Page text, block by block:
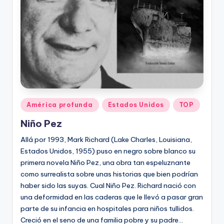
Publicado
en
América profunda Estados Unidos TOP
Niño Pez
Allá por 1993, Mark Richard (Lake Charles, Louisiana,
Estados Unidos, 1955) puso en negro sobre blanco su
primera novela Niño Pez, una obra tan espeluznante
como surrealista sobre unas historias que bien podrían
haber sido las suyas. Cual Niño Pez. Richard nació con
una deformidad en las caderas que le llevó a pasar gran
parte de su infancia en hospitales para niños tullidos.
Creció en el seno de una familia pobre y su padre…